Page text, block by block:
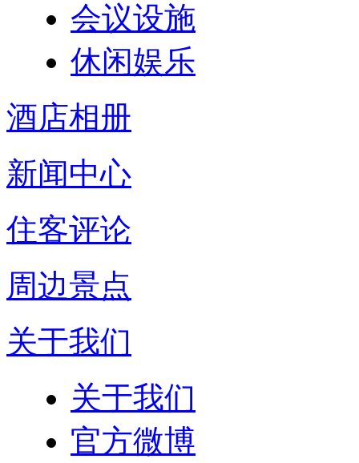
会议设施
休闲娱乐
酒店相册
新闻中心
住客评论
周边景点
关于我们
关于我们
官方微博